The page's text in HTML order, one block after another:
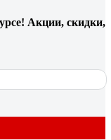
Акции, скидки,